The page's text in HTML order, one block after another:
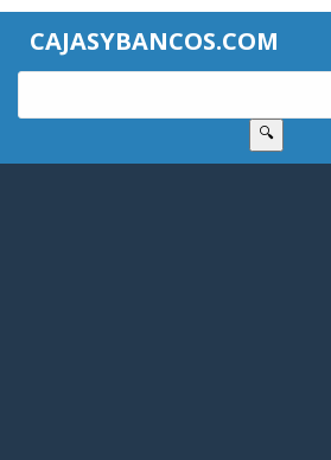
CAJASYBANCOS.COM
🔍